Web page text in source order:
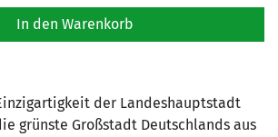
der Landeshauptstadt
grünste Großstadt Deutschlands aus